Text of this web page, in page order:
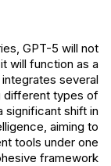
GPT-5 will not
will function as a
several
different types of
significant shift in
aiming to
tools under one
framework.